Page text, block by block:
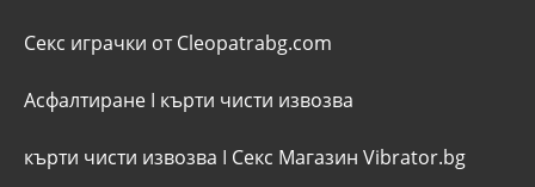
Секс играчки от Cleopatrabg.com
Асфалтиране I кърти чисти извозва
кърти чисти извозва I Секс Магазин Vibrator.bg